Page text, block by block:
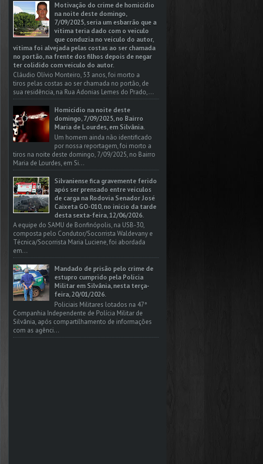
Motivação do crime de homicídio
na noite deste domingo,
7/09/2025, seria um esbarrão que a
vitima teria dado com o veículo
que conduzia no veículo do autor,
vítima foi alvejada pelas costas ao ser chamada
no portão, na frente dos filhos depois de negar
ter colidido com veículo do autor.
Cláudio Olívio Monteiro, 53 anos, foi morto a
tiros pelas costas ao ser chamada no portão, de
sua residência, na Rua Adonias Lemes do Prado,...
Homicídio na noite deste
domingo, 7/09/2025, no Bairro
Maria de Lourdes, em Silvânia.
Um homem ainda não identificado
por nossa reportagem, foi morto a
tiros na noite deste domingo, 7/09/2025, no Bairro
Maria de Lourdes, em Si...
Silvaniense fica gravemente ferido
após ser prensado entre veículos
de carga na Rodovia Senador José
Caixeta GO-010, no início da tarde
desta sexta-feira, 12/06/2026.
A equipe do SAMU de Bonfinópolis, na USB-30,
composta pelo Condutor/Socorrista Waldevany e
Técnica/Socorrista Maria Luciene, foi abordada
em...
Mandado de prisão pelo crime de
estupro cumprido pela Polícia
Militar em Silvânia, nesta terça-
feira, 20/01/2026.
Policiais Militares lotados na 47ª
Companhia Independente de Polícia Militar de
Silvânia, após compartilhamento de informações
com as agênci...